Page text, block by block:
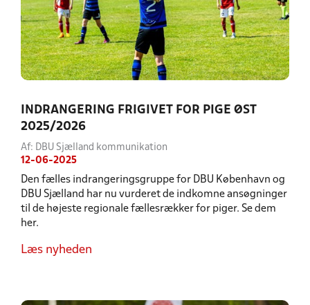
INDRANGERING FRIGIVET FOR PIGE ØST
2025/2026
Af: DBU Sjælland kommunikation
12-06-2025
Den fælles indrangeringsgruppe for DBU København og
DBU Sjælland har nu vurderet de indkomne ansøgninger
til de højeste regionale fællesrækker for piger. Se dem
her.
Læs nyheden